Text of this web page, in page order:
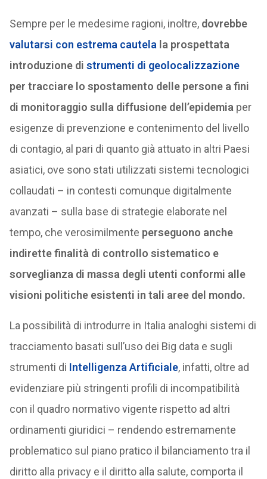
Sempre per le medesime ragioni, inoltre,dovrebbe
valutarsi con estrema cautela la prospettata
introduzione di strumenti di geolocalizzazione
per tracciare lo spostamento delle persone a fini
di monitoraggio sulla diffusione dell’epidemia per
esigenze di prevenzione e contenimento del livello
di contagio, al pari di quanto già attuato in altri Paesi
asiatici, ove sono stati utilizzati sistemi tecnologici
collaudati – in contesti comunque digitalmente
avanzati – sulla base di strategie elaborate nel
tempo, che verosimilmente perseguono anche
indirette finalità di controllo sistematico e
sorveglianza di massa degli utenti conformi alle
visioni politiche esistenti in tali aree del mondo.
La possibilità di introdurre in Italia analoghi sistemi di
tracciamento basati sull’uso dei Big data e sugli
strumenti di Intelligenza Artificiale, infatti, oltre ad
evidenziare più stringenti profili di incompatibilità
con il quadro normativo vigente rispetto ad altri
ordinamenti giuridici – rendendo estremamente
problematico sul piano pratico il bilanciamento tra il
diritto alla privacy e il diritto alla salute, comporta il